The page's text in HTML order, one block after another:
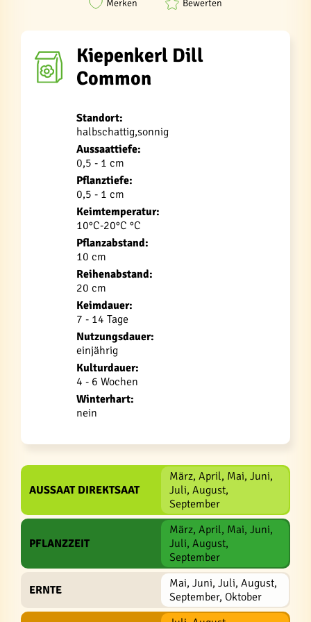
Merken Bewerten
Kiepenkerl Dill
Common
Standort:
halbschattig,sonnig
Aussaattiefe:
0,5 - 1 cm
Pflanztiefe:
0,5 - 1 cm
Keimtemperatur:
10°C-20°C °C
Pflanzabstand:
10 cm
Reihenabstand:
20 cm
Keimdauer:
7 - 14 Tage
Nutzungsdauer:
einjährig
Kulturdauer:
4 - 6 Wochen
Winterhart:
nein
AUSSAAT DIREKTSAAT
März, April, Mai, Juni,
Juli, August,
September
PFLANZZEIT
März, April, Mai, Juni,
Juli, August,
September
ERNTE
Mai, Juni, Juli, August,
September, Oktober